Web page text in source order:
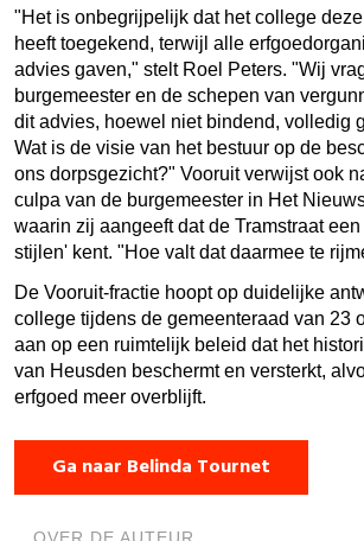
"Het is onbegrijpelijk dat het college
heeft toegekend, terwijl alle
advies gaven," stelt Roel Peters. "Wij
burgemeester en de schepen van
dit advies, hoewel niet bindend, volledig
Wat is de visie van het bestuur op de
ons dorpsgezicht?" Vooruit verwijst ook
culpa van de burgemeester in Het
waarin zij aangeeft dat de Tramstraat
stijlen' kent. "Hoe valt dat daarmee te
De Vooruit-fractie hoopt op duidelijke
college tijdens de gemeenteraad van 23
aan op een ruimtelijk beleid dat het
van Heusden beschermt en versterkt,
erfgoed meer overblijft.
Ga naar Belinda Tournet
OVER DE AUTEUR